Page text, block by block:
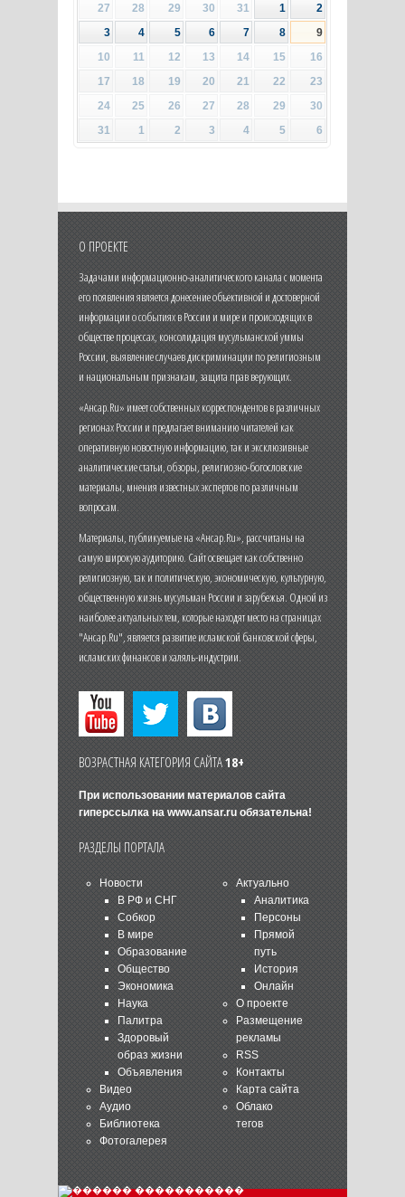
27 28 29 30 31 1
2
3
4 5 6 7 8
9
10
11 12 13 14 15
16
17
18 19 20 21 22
23
24
25 26 27 28 29
30
31
1 2 3 4 5 6
О ПРОЕКТЕ
Задачами информационно-аналитического канала с момента
его появления является донесение объективной и достоверной
информации о событиях в России и мире и происходящих в
обществе процессах, консолидация мусульманской уммы
России, выявление случаев дискриминации по религиозным
и национальным признакам, защита прав верующих.
«Ансар.Ru» имеет собственных корреспондентов в различных
регионах России и предлагает вниманию читателей как
оперативную новостную информацию, так и эксклюзивные
аналитические статьи, обзоры, религиозно-богословские
материалы, мнения известных экспертов по различным
вопросам.
Материалы, публикуемые на «Ансар.Ru», рассчитаны на
самую широкую аудиторию. Сайт освещает как собственно
религиозную, так и политическую, экономическую, культурную,
общественную жизнь мусульман России и зарубежья. Одной из
наиболее актуальных тем, которые находят место на страницах
"Ансар.Ru", является развитие исламской банковской сферы,
исламских финансов и халяль-индустрии.
ВОЗРАСТНАЯ КАТЕГОРИЯ САЙТА18+
При использовании материалов сайта
гиперссылка на www.ansar.ruобязательна!
РАЗДЕЛЫ ПОРТАЛА
Новости
В РФ и СНГ
Собкор
В мире
Образование
Общество
Экономика
Наука
Палитра
Здоровый
образ жизни
Объявления
Видео
Аудио
Библиотека
Фотогалерея
Актуально
Аналитика
Персоны
Прямой
путь
История
Онлайн
О проекте
Размещение
рекламы
RSS
Контакты
Карта сайта
Облако
тегов